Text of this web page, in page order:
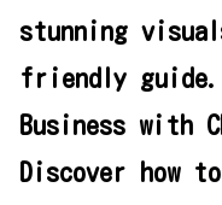
stunning
friendly guide.
Business with
Discover how